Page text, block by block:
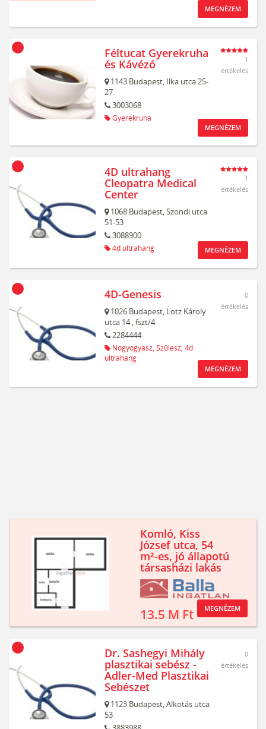
MEGNÉZEM
Féltucat Gyerekruha
és Kávézó
1143 Budapest, Ilka utca 25-
27.
3003068
Gyerekruha
1
értékelés
MEGNÉZEM
4D ultrahang
Cleopatra Medical
Center
1068 Budapest,Szondi utca
51-53
3088900
4d ultrahang
1
értékelés
MEGNÉZEM
4D-Genesis
1026 Budapest, Lotz Károly
utca 14, fszt/4
2284444
Nőgyógyász, Szülész, 4d
ultrahang
0
értékelés
MEGNÉZEM
Komló, Kiss
József utca, 54
m²-es, jó állapotú
társasházi lakás
13.5 M Ft MEGNÉZEM
Dr. Sashegyi Mihály
plasztikai sebész -
Adler-Med Plasztikai
Sebészet
1123 Budapest,Alkotás utca
53
0
értékelés